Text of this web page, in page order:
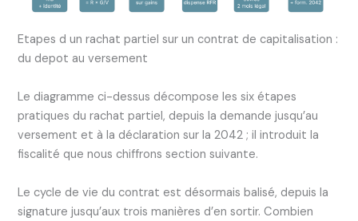
Etapes d un rachat partiel sur un contrat de capitalisation :
du depot au versement
Le diagramme ci-dessus décompose les six étapes
pratiques du rachat partiel, depuis la demande jusqu’au
versement et à la déclaration sur la 2042 ; il introduit la
fiscalité que nous chiffrons section suivante.
Le cycle de vie du contrat est désormais balisé, depuis la
signature jusqu’aux trois manières d’en sortir. Combien